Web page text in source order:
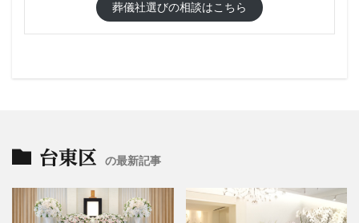
葬儀社選びの相談はこちら
台東区 の最新記事